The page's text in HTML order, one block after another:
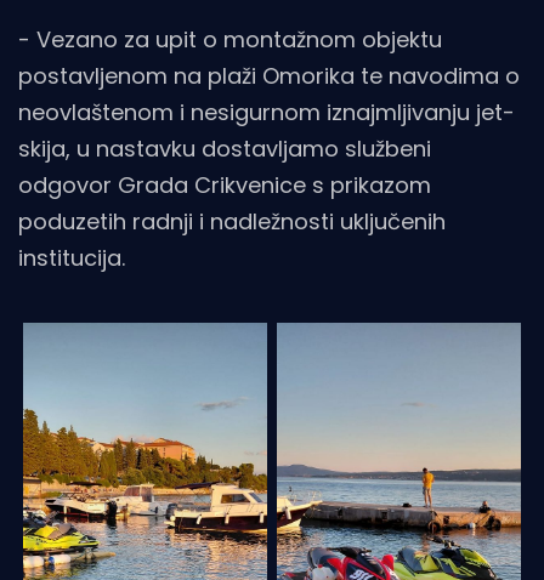
- Vezano za upit o montažnom objektu
postavljenom na plaži Omorika te navodima o
neovlaštenom i nesigurnom iznajmljivanju jet-
skija, u nastavku dostavljamo službeni
odgovor Grada Crikvenice s prikazom
poduzetih radnji i nadležnosti uključenih
institucija.